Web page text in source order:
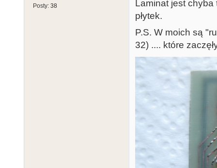
Posty: 38
Laminat jest
płytek.
P.S. W moich są
32) .... które